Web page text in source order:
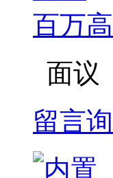
百万
面议
留言